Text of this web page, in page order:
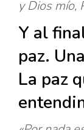
y Dios mío,
Y al
paz.
La paz